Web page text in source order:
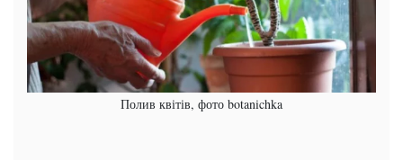
Полив квітів, фото botanichka